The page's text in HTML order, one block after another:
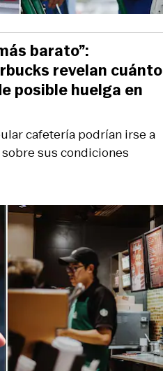
cafetería podrían irse a
sus condiciones
barato”:
revelan cuánto
posible huelga en